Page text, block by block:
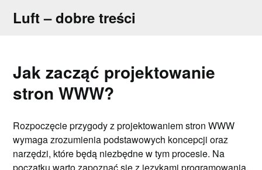
Luft – dobre treści
Jak zacząć projektowanie
stron WWW?
Rozpoczęcie przygody z projektowaniem stron WWW
wymaga zrozumienia podstawowych koncepcji oraz
narzędzi, które będą niezbędne w tym procesie. Na